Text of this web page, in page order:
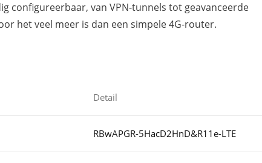
configureerbaar, van VPN-tunnels tot geavanceerde
het veel meer is dan een simpele 4G-router.
Detail
RBwAPGR-5HacD2HnD&R11e-LTE